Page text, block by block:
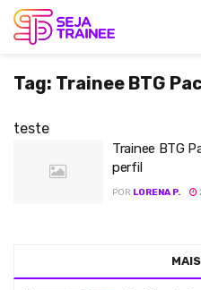
Tag: Trainee BTG
teste
Trainee BTG
perfil
POR LORENA P.